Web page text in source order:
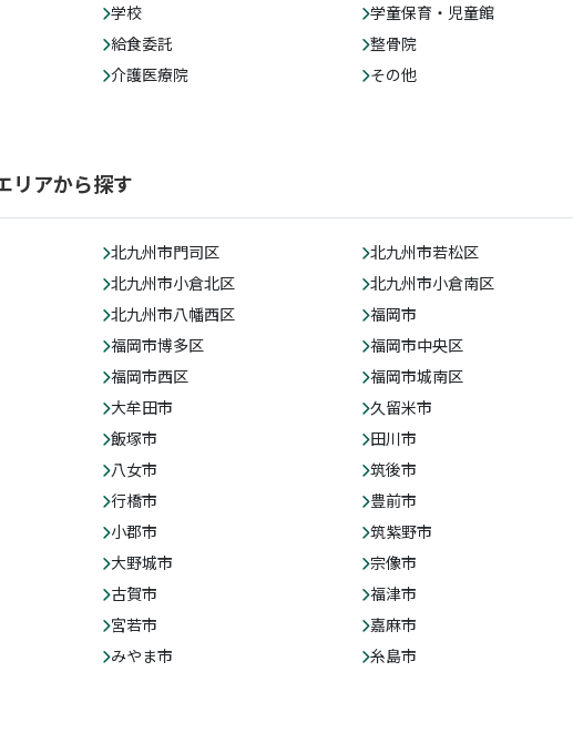
学校
学童保育・児童館
給食委託
整骨院
介護医療院 その他
リアから探す
北九州市門司区
北九州市若松区
北九州市小倉北区
北九州市小倉南区
北九州市八幡西区
福岡市
福岡市博多区
福岡市中央区
福岡市西区
福岡市城南区
大牟田市
久留米市
飯塚市
田川市
八女市
筑後市
行橋市
豊前市
小郡市
筑紫野市
大野城市
宗像市
古賀市
福津市
宮若市
嘉麻市
みやま市
糸島市